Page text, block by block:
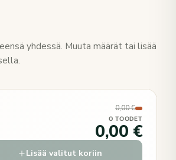
yhdessä. Muuta määrät tai lisää
0,00 €
0 TOODET
0,00 €
Lisää valitut koriin